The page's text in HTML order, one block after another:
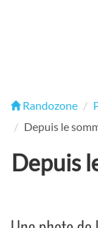
Randozone
Depuis le
Depuis